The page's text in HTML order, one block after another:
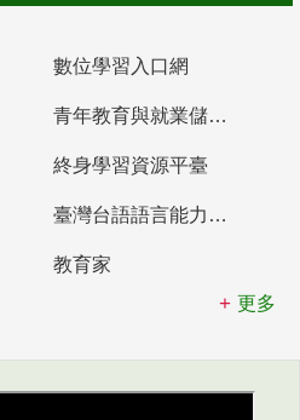
數位學習入口網
青年教育與就業儲蓄帳戶
終身學習資源平臺
臺灣台語語言能力認證網站
教育家
更多